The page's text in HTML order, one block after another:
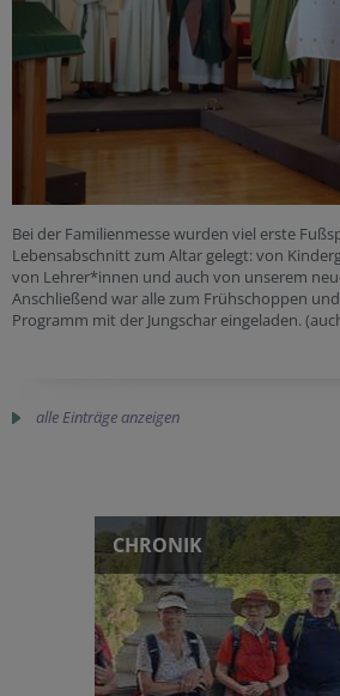
Bei der Familienmesse wurden viel erste
Lebensabschnitt zum Altar gelegt: von
von Lehrer*innen und auch von unserem
Anschließend war alle zum Frühschoppen
Programm mit der Jungschar eingeladen.
alle Einträge anzeigen
CHRONIK